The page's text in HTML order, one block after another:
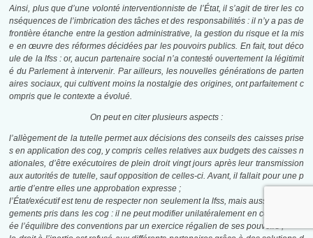
Ainsi, plus que d’une volonté interventionniste de l’État, il s’agit de tirer les co
nséquences de l’imbrication des tâches et des responsabilités : il n’y a pas de
frontière étanche entre la gestion administrative, la gestion du risque et la mis
e en œuvre des réformes décidées par les pouvoirs publics. En fait, tout déco
ule de la lfss: or, aucun partenaire social n’a contesté ouvertement la légitimit
é du Parlement à intervenir. Par ailleurs, les nouvelles générations de parten
aires sociaux, qui cultivent moins la nostalgie des origines, ont parfaitement c
ompris que le contexte a évolué.
On peut en citer plusieurs aspects :
l’allègement de la tutelle permet aux décisions des conseils des caisses prise
s en application descog, y compris celles relatives aux budgets des caisses n
ationales, d’être exécutoires de plein droit vingt jours après leur transmission
aux autorités de tutelle, sauf opposition de celles-ci. Avant, il fallait pour une p
artie d’entre elles une approbation expresse ;
l’État/exécutif est tenu de respecter non seulement la lfss, mais aussi les enga
gements pris dans les cog: il ne peut modifier unilatéralement en cours d’ann
ée l’équilibre des conventions par un exercice régalien de ses pouvoirs ;